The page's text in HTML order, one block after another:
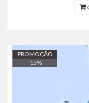
PROMOÇÃO
-15%